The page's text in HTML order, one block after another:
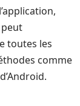
peut
toutes les
comme